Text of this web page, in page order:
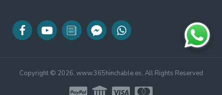
Copyright © 2026, www.365hinchable.es, All Rights Reserved